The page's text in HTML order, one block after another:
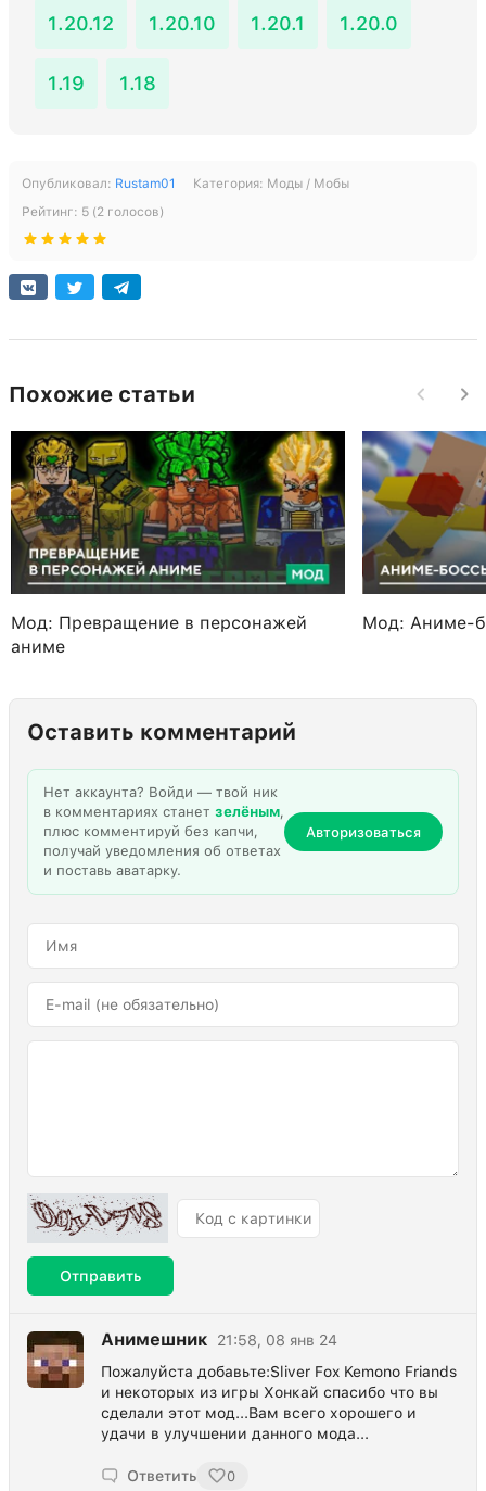
1.20.12 1.20.10 1.20.1 1.20.0
1.19 1.18
Опубликовал: Rustam01 Категория: Моды / Мобы
Рейтинг: 5 (2 голосов)
Похожие статьи
Мод: Превращение в персонажей
аниме
Мод: Аниме-
Оставить комментарий
Нет аккаунта? Войди — твой ник
в комментариях станет зелёным,
плюс комментируй без капчи,
получай уведомления об ответах
и поставь аватарку.
Авторизоваться
Отправить
Анимешник
21:58, 08 янв 24
Пожалуйста добавьте:Sliver Fox Kemono Friands
и некоторых из игры Хонкай спасибо что вы
сделали этот мод...Вам всего хорошего и
удачи в улучшении данного мода...
Ответить 0